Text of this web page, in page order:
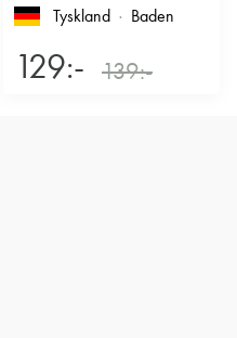
Tyskland
Baden
129:- 139:-